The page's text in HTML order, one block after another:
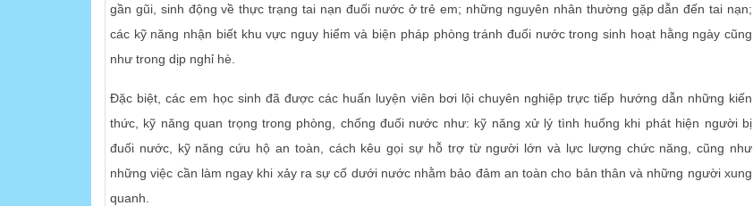
gần gũi, sinh động về thực trạng tai nạn đuối nước ở trẻ em; những nguyên nhân thường gặp dẫn đến tai nạn;
các kỹ năng nhận biết khu vực nguy hiểm và biện pháp phòng tránh đuối nước trong sinh hoạt hằng ngày cũng
như trong dịp nghỉ hè.
Đặc biệt, các em học sinh đã được các huấn luyện viên bơi lội chuyên nghiệp trực tiếp hướng dẫn những kiến
thức, kỹ năng quan trọng trong phòng, chống đuối nước như: kỹ năng xử lý tình huống khi phát hiện người bị
đuối nước, kỹ năng cứu hộ an toàn, cách kêu gọi sự hỗ trợ từ người lớn và lực lượng chức năng, cũng như
những việc cần làm ngay khi xảy ra sự cố dưới nước nhằm bảo đảm an toàn cho bản thân và những người xung
quanh.